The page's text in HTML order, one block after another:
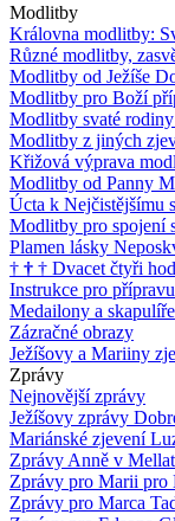
Modlitby
Královna modlitby:
Různé modlitby,
Modlitby od Ježíše
Modlitby pro Boží
Modlitby svaté
Modlitby z jiných
Křižová výprava
Modlitby od Panny
Úcta k Nejčistějšímu
Modlitby pro spojení
Plamen lásky
† † † Dvacet čtyři
Instrukce pro
Medailony a skapulíře
Zázračné obrazy
Ježíšovy a Mariiny
Zprávy
Nejnovější zprávy
Ježíšovy zprávy
Mariánské zjevení
Zprávy Anně v
Zprávy pro Marii pro
Zprávy pro Marca